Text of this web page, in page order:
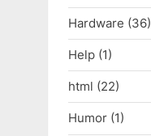
Hardware (36)
Help (1)
html (22)
Humor (1)